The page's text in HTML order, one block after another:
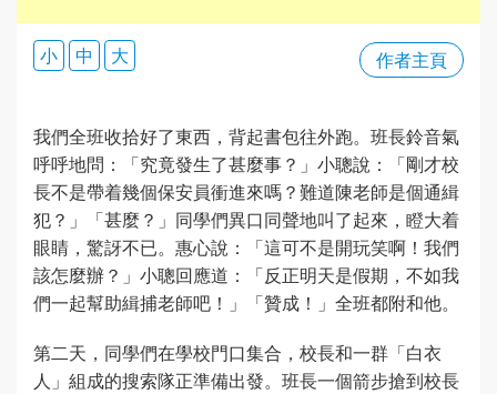
作者主頁
小 中 大
我們全班收拾好了東西，背起書包往外跑。班長鈴音氣
呼呼地問：「究竟發生了甚麼事？」小聰說：「剛才校
長不是帶着幾個保安員衝進來嗎？難道陳老師是個通緝
犯？」「甚麼？」同學們異口同聲地叫了起來，瞪大着
眼睛，驚訝不已。惠心說：「這可不是開玩笑啊！我們
該怎麼辦？」小聰回應道：「反正明天是假期，不如我
們一起幫助緝捕老師吧！」「贊成！」全班都附和他。
第二天，同學們在學校門口集合，校長和一群「白衣
人」組成的搜索隊正準備出發。班長一個箭步搶到校長